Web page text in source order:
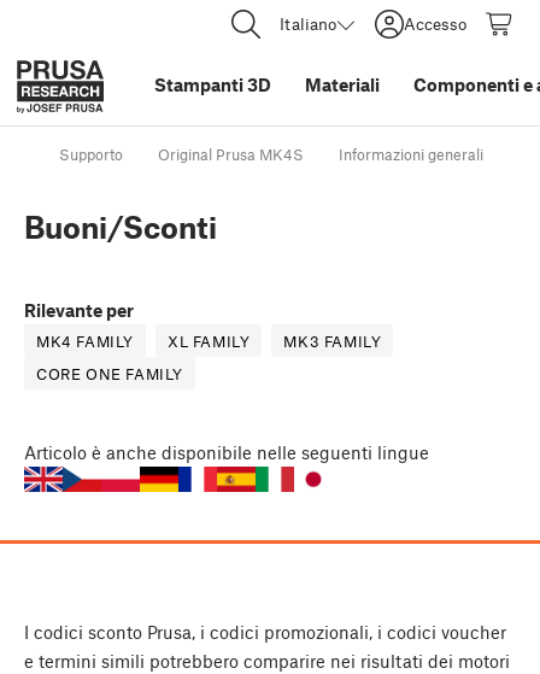
Italiano Accesso
Stampanti 3D Materiali Componenti e
Supporto Original Prusa MK4S Informazioni generali
Buoni/Sconti
Rilevante per
MK4 FAMILY XL FAMILY
MK3 FAMILY
CORE ONE FAMILY
Articolo è anche disponibile nelle seguenti lingue
I codici sconto Prusa, i codici promozionali, i codici voucher
e termini simili potrebbero comparire nei risultati dei motori